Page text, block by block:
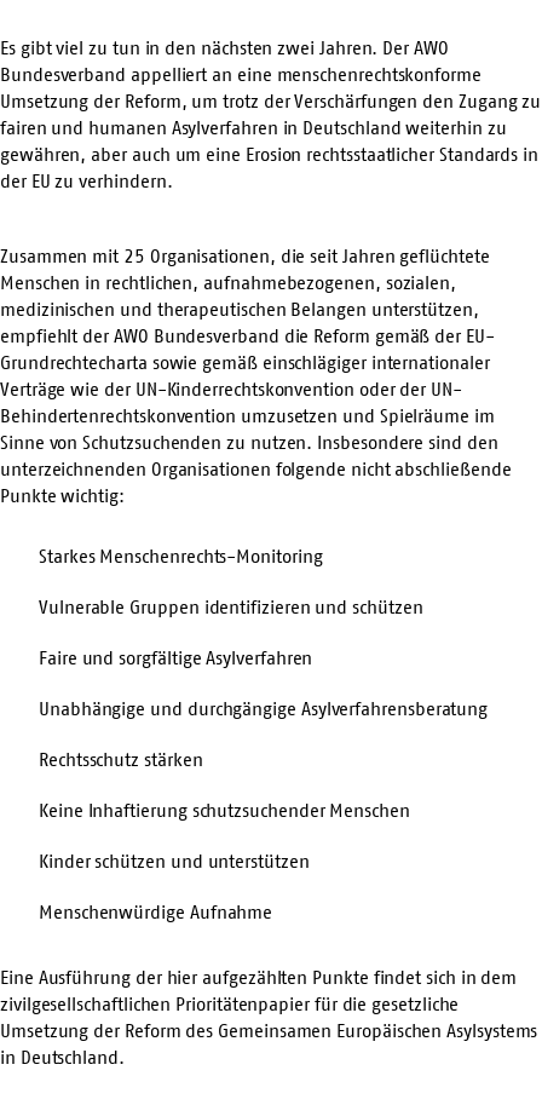
Es gibt viel zu tun in den nächsten zwei Jahren. Der AWO
Bundesverband appelliert an eine menschenrechtskonforme
Umsetzung der Reform, um trotz der Verschärfungen den Zugang zu
fairen und humanen Asylverfahren in Deutschland weiterhin zu
gewähren, aber auch um eine Erosion rechtsstaatlicher Standards in
der EU zu verhindern.
Zusammen mit 25 Organisationen, die seit Jahren geflüchtete
Menschen in rechtlichen, aufnahmebezogenen, sozialen,
medizinischen und therapeutischen Belangen unterstützen,
empfiehlt der AWO Bundesverband die Reform gemäß der EU-
Grundrechtecharta sowie gemäß einschlägiger internationaler
Verträge wie der UN-Kinderrechtskonvention oder der UN-
Behindertenrechtskonvention umzusetzen und Spielräume im
Sinne von Schutzsuchenden zu nutzen. Insbesondere sind den
unterzeichnenden Organisationen folgende nicht abschließende
Punkte wichtig:
Starkes Menschenrechts-Monitoring
Vulnerable Gruppen identifizieren und schützen
Faire und sorgfältige Asylverfahren
Unabhängige und durchgängige Asylverfahrensberatung
Rechtsschutz stärken
Keine Inhaftierung schutzsuchender Menschen
Kinder schützen und unterstützen
Menschenwürdige Aufnahme
Eine Ausführung der hier aufgezählten Punkte findet sich in dem
zivilgesellschaftlichen Prioritätenpapier für die gesetzliche
Umsetzung der Reform des Gemeinsamen Europäischen Asylsystems
in Deutschland.